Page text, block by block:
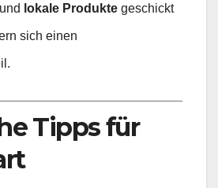
und lokale Produkte geschickt
sich einen
Tipps für